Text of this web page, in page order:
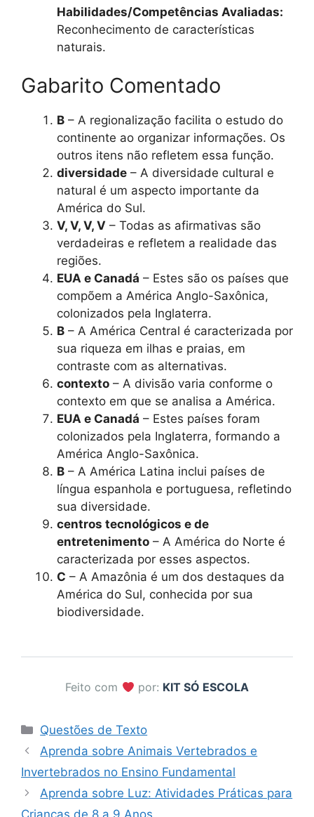
Habilidades/Competências Avaliadas:
Reconhecimento de características
naturais.
Gabarito Comentado
B – A regionalização facilita o estudo do
continente ao organizar informações. Os
outros itens não refletem essa função.
diversidade – A diversidade cultural e
natural é um aspecto importante da
América do Sul.
V, V, V, V – Todas as afirmativas são
verdadeiras e refletem a realidade das
regiões.
EUA e Canadá – Estes são os países que
compõem a América Anglo-Saxônica,
colonizados pela Inglaterra.
B – A América Central é caracterizada por
sua riqueza em ilhas e praias, em
contraste com as alternativas.
contexto – A divisão varia conforme o
contexto em que se analisa a América.
EUA e Canadá – Estes países foram
colonizados pela Inglaterra, formando a
América Anglo-Saxônica.
B – A América Latina inclui países de
língua espanhola e portuguesa, refletindo
sua diversidade.
centros tecnológicos e de
entretenimento – A América do Norte é
caracterizada por esses aspectos.
C – A Amazônia é um dos destaques da
América do Sul, conhecida por sua
biodiversidade.
Feito com por: KIT SÓ ESCOLA
Categorias
Questões de Texto
Aprenda sobre Animais Vertebrados e
Invertebrados no Ensino Fundamental
Aprenda sobre Luz: Atividades Práticas para